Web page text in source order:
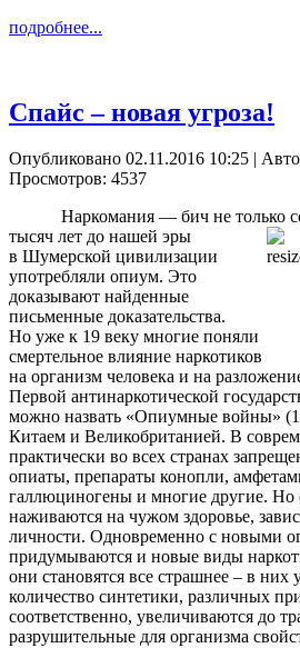
подробнее...
Спайс – новая угроза!
Опубликовано 02.11.2016 10:25 |
Просмотров: 4537
Наркомания — бич не только
тысяч лет до нашей эры
в Шумерской цивилизации
употребляли опиум. Это
доказывают найденные
письменные доказательства.
Но уже к 19 веку многие поняли
смертельное влияние наркотиков
на организм человека и на
Первой антинаркотической
можно назвать «Опиумные войны»
Китаем и Великобританией. В
практически во всех странах
опиаты, препараты конопли,
галлюциногены и многие другие. Но
наживаются на чужом здоровье,
личности. Одновременно с новыми
придумываются и новые виды
они становятся все страшнее – в них
количество синтетики, различных
соответственно, увеличиваются до
разрушительные для организма